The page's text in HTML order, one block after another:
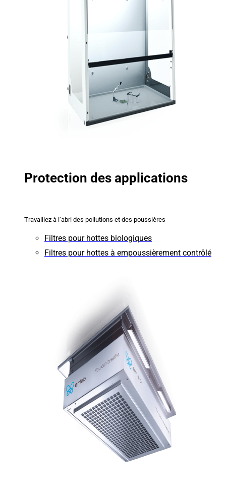
Protection des applications
Travaillez à l’abri des pollutions et des poussières
Filtres pour hottes biologiques
Filtres pour hottes à empoussièrement contrôlé